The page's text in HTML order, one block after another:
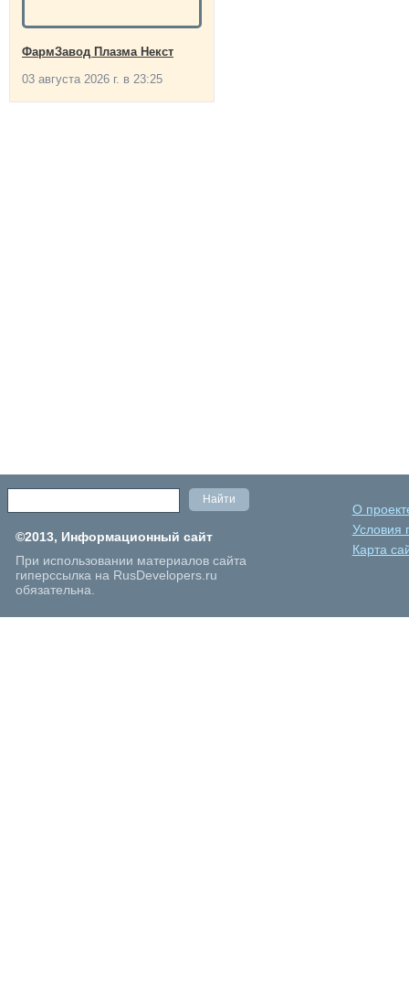
ФармЗавод Плазма Некст
03 августа 2026 г. в 23:25
©2013, Информационный сайт
При использовании материалов сайта
гиперссылка на RusDevelopers.ru
обязательна.
О
Условия
Карта